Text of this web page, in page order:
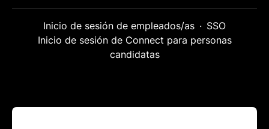
Inicio de sesión de empleados/as · SSO
Inicio de sesión de Connect para personas
candidatas